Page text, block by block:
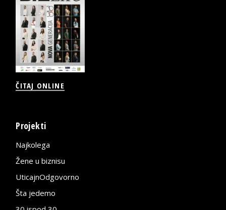
ČITAJ ONLINE
Projekti
Najkolega
Žene u biznisu
UticajnOdgovorno
Šta jedemo